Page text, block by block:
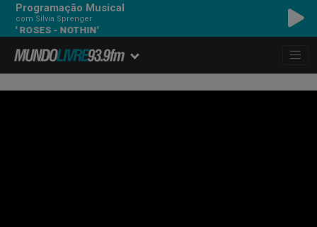
Programação Musical
com Silvia Sprenger
ROSES - NOTHIN'